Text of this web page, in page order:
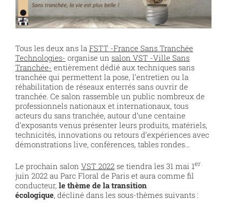
Tous les deux ans la FSTT -France Sans Tranchée
Technologies- organise un salon VST -Ville Sans
Tranchée- entièrement dédié aux techniques sans
tranchée qui permettent la pose, l’entretien ou la
réhabilitation de réseaux enterrés sans ouvrir de
tranchée. Ce salon rassemble un public nombreux de
professionnels nationaux et internationaux, tous
acteurs du sans tranchée, autour d’une centaine
d’exposants venus présenter leurs produits, matériels,
technicités, innovations ou retours d’expériences avec
démonstrations live, conférences, tables rondes…
Le prochain salon VST 2022 se tiendra les 31 mai 1er
juin 2022 au Parc Floral de Paris et aura comme fil
conducteur, le thème de la transition
écologique, décliné dans les sous-thèmes suivants :